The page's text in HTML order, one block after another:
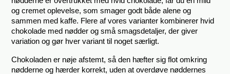
og cremet oplevelse, som smager godt både alene og
sammen med kaffe. Flere af vores varianter kombinerer hvid
chokolade med nødder og små smagsdetaljer, der giver
variation og gør hver variant til noget særligt.
Chokoladen er nøje afstemt, så den hæfter sig flot omkring
nødderne og hærder korrekt, uden at overdøve nøddernes